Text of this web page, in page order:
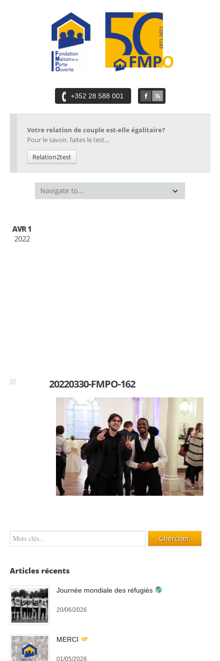
+352 28 588 001
Votre relation de couple est-elle égalitaire?
Pour le savoir, faites le test...
Relation2test
AVR 1
2022
20220330-FMPO-162
Articles récents
Journée mondiale des réfugiés
20/06/2026
MERCI
01/05/2026